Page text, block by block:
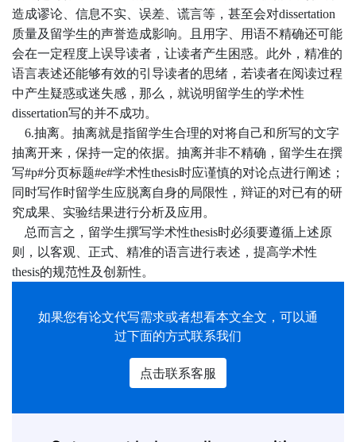
造成谬论、信息不实、误差、谎言等，甚至会对dissertation
质量及留学生的声誉造成影响。且用字、用语不精确还可能
会在一定程度上误导读者，让读者产生困惑。此外，精准的
语言表述还能够有效的引导读者的思绪，若读者在阅读过程
中产生疑惑或迷失感，那么，就说明留学生的学术性
dissertation写的并不成功。
6.抽离。抽离就是指留学生合理的对将自己和所写的文字
抽离开来，保持一定的依据。抽离并非不精确，留学生在撰
写#p#分页标题#e#学术性thesis时应谨慎的对论点进行阐述；
同时写作时留学生应脱离自身的局限性，辩证的对已有的研
究成果、实验结果进行分析及应用。
总而言之，留学生撰写学术性thesis时必须要遵循上述原
则，以客观、正式、精准的语言进行表述，提高学术性
thesis的规范性及创新性。
如果您有论文代写需求或者想看本文全文，可以通
过下面的方式联系我们
点击联系客服